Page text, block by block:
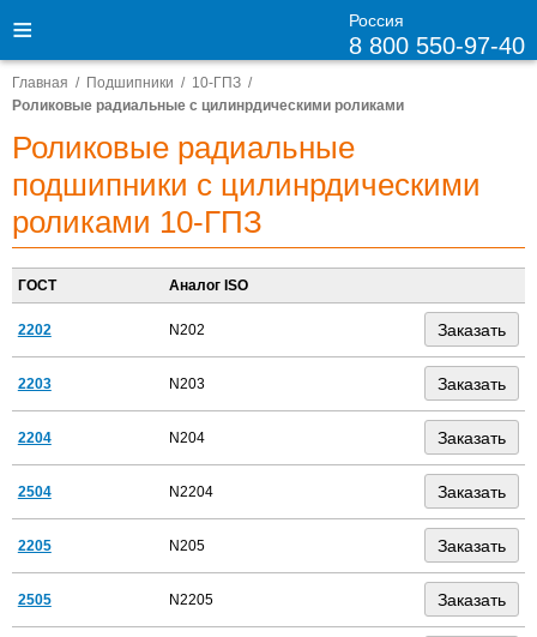
Главная Подшипники
10-ГПЗ
Роликовые радиальные с цилинрдическими роликами
Роликовые радиальные
подшипники с цилинрдическими
роликами 10-ГПЗ
ГОСТ Аналог ISO
2202 N202
2203 N203
2204 N204
2504 N2204
2205 N205
2505 N2205
Россия
8 800 550-97-40